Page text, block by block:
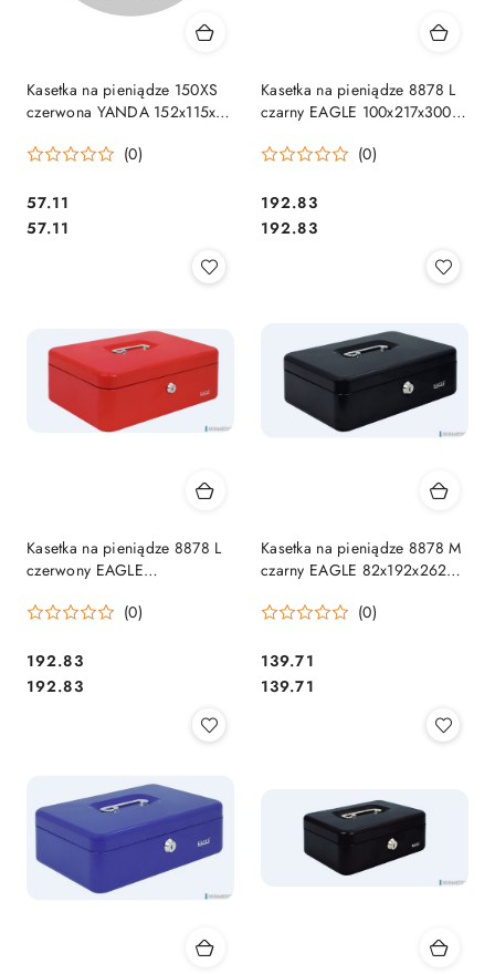
Kasetka na pieniądze 150XS
czerwona YANDA 152x115x80
(0)
Cena:
57.11
Cena:
57.11
Kasetka na pieniądze 8878 L
czarny EAGLE 100x217x300
(0)
Cena:
192.83
Cena:
192.83
Kasetka na pieniądze 8878 L
czerwony EAGLE
(0)
Cena:
192.83
Cena:
192.83
Kasetka na pieniądze 8878 M
czarny EAGLE 82x192x262
(0)
Cena:
139.71
Cena:
139.71